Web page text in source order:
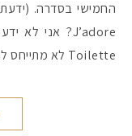
Toilette לא מתייחס לריכוז הבושם במקרה הזה, אלא ממש…